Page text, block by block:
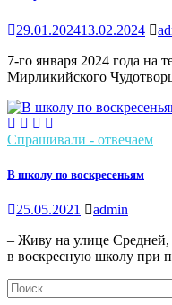
29.01.202413.02.2024
7-го января 2024 года на
Мирликийского
Спрашивали - отвечаем
В школу по воскресеньям
25.05.2021
admin
– Живу на улице Средней,
в воскресную школу при
Найти: